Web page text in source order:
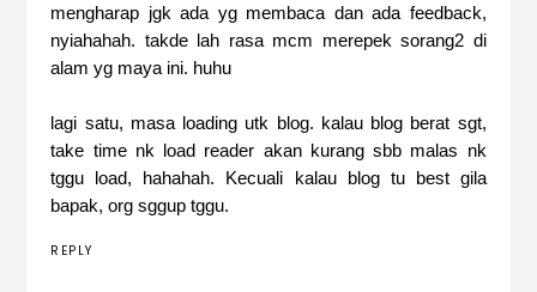
mengharap jgk ada yg membaca dan ada feedback,
nyiahahah. takde lah rasa mcm merepek sorang2 di
alam yg maya ini. huhu
lagi satu, masa loading utk blog. kalau blog berat sgt,
take time nk load reader akan kurang sbb malas nk
tggu load, hahahah. Kecuali kalau blog tu best gila
bapak, org sggup tggu.
REPLY